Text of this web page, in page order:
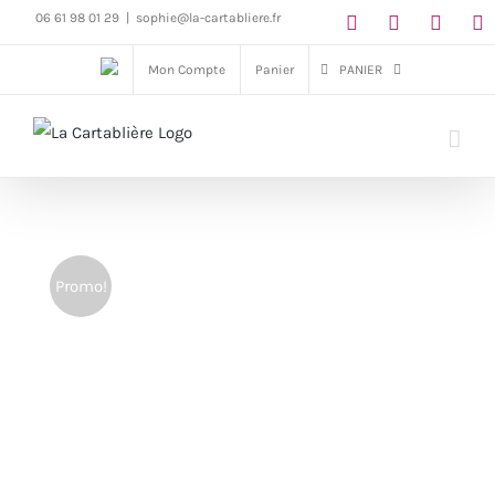
Passer06 61 98 01 29 sophie@la-cartabliere.fr
Mon Compte Panier PANIER
Promo!